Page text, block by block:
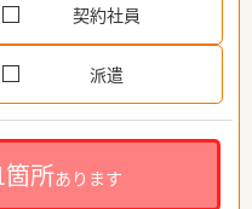
契約社員
派遣
所あります